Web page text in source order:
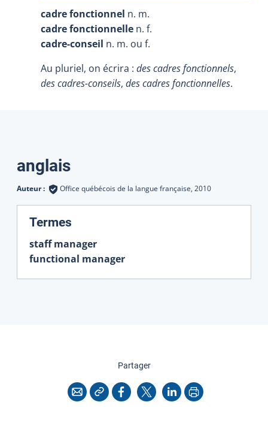
cadre fonctionnel n. m.
cadre fonctionnelle n. f.
cadre-conseil n. m. ou f.
Au pluriel, on écrira : des cadres fonctionnels,
des cadres-conseils, des cadres fonctionnelles.
Traductions
anglais
Auteur : Office québécois de la langue française, 2010
Termes
staff manager
functional manager
Partagercette page
CourrielCopier l'adresse
Facebook
X LinkedInImprimer